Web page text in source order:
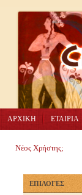
ΑΡΧΙΚΗ ΕΤΑΙΡΙΑ
Νέος Χρήστης;
ΕΠΙΛΟΓΕΣ